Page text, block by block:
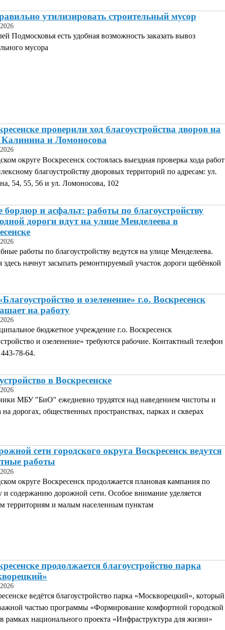
утилизировать строительный мусор
Подмосковья есть удобная возможность заказать вывоз
мусора
проверили ход благоустройства дворов на
Калинина и Ломоносова
округе Воскресенск состоялась выездная проверка хода работ
благоустройству дворовых территорий по адресам: ул.
54, 55, 56 и ул. Ломоносова, 102
и асфальт: работы по благоустройству
дороги идут на улице Менделеева в
работы по благоустройству ведутся на улице Менделеева.
здесь начнут засыпать ремонтируемый участок дороги щебёнкой
и озеленение» г.о. Воскресенск
на работу
бюджетное учреждение г.о. Воскресенск
и озеленение» требуются рабочие. Контактный телефон
78-64.
в Воскресенске
МБУ "БиО" ежедневно трудятся над наведением чистоты и
на дорогах, общественных пространствах, парках и скверах
сети городского округа Воскресенск ведутся
работы
округе Воскресенск продолжается плановая кампания по
и содержанию дорожной сети. Особое внимание уделяется
территориям и малым населенным пунктам
продолжается благоустройство парка
ведётся благоустройство парка «Москворецкий», который
частью программы «Формирование комфортной городской
рамках национального проекта «Инфраструктура для жизни»